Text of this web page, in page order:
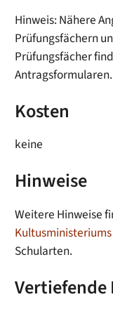
Hinweis: Nähere
Prüfungsfächern
Prüfungsfächer
Antragsformularen.
Kosten
keine
Hinweise
Weitere Hinweise
Kultusministeriums
Schularten.